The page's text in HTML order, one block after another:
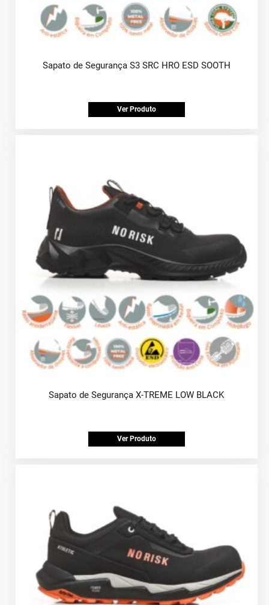
Sapato de Segurança S3 SRC HRO ESD SOOTH
Ver Produto
Sapato de Segurança X-TREME LOW BLACK
Ver Produto